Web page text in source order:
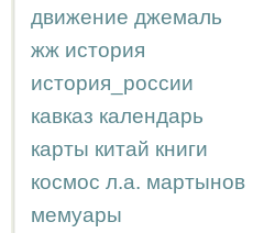
движение джемаль
жж история
история_россии
кавказ календарь
карты китай книги
космос л.а. мартынов
мемуары